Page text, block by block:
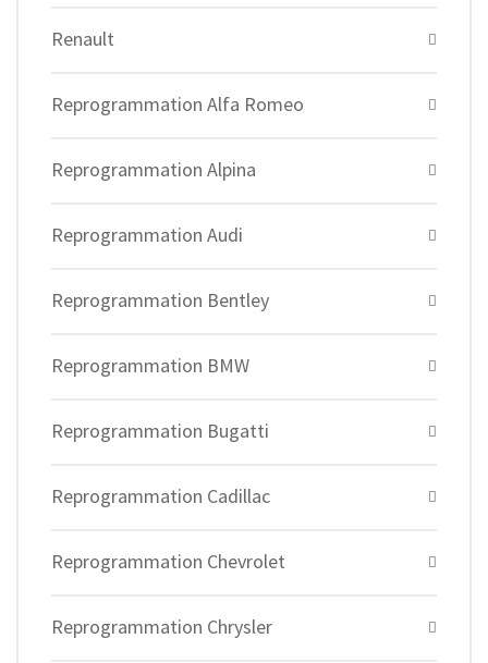
Renault
Reprogrammation Alfa Romeo
Reprogrammation Alpina
Reprogrammation Audi
Reprogrammation Bentley
Reprogrammation BMW
Reprogrammation Bugatti
Reprogrammation Cadillac
Reprogrammation Chevrolet
Reprogrammation Chrysler